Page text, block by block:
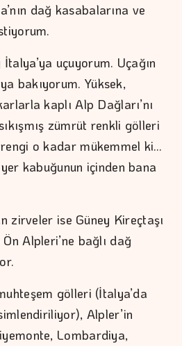
dağ kasabalarına ve
uçuyorum. Uçağın
bakıyorum. Yüksek,
kaplı Alp Dağları’nı
zümrüt renkli gölleri
o kadar mükemmel ki…
kabuğunun içinden bana
zirveler ise Güney Kireçtaşı
Alpleri’ne bağlı dağ
gölleri (İtalya’da
Alpler’in
Lombardiya,